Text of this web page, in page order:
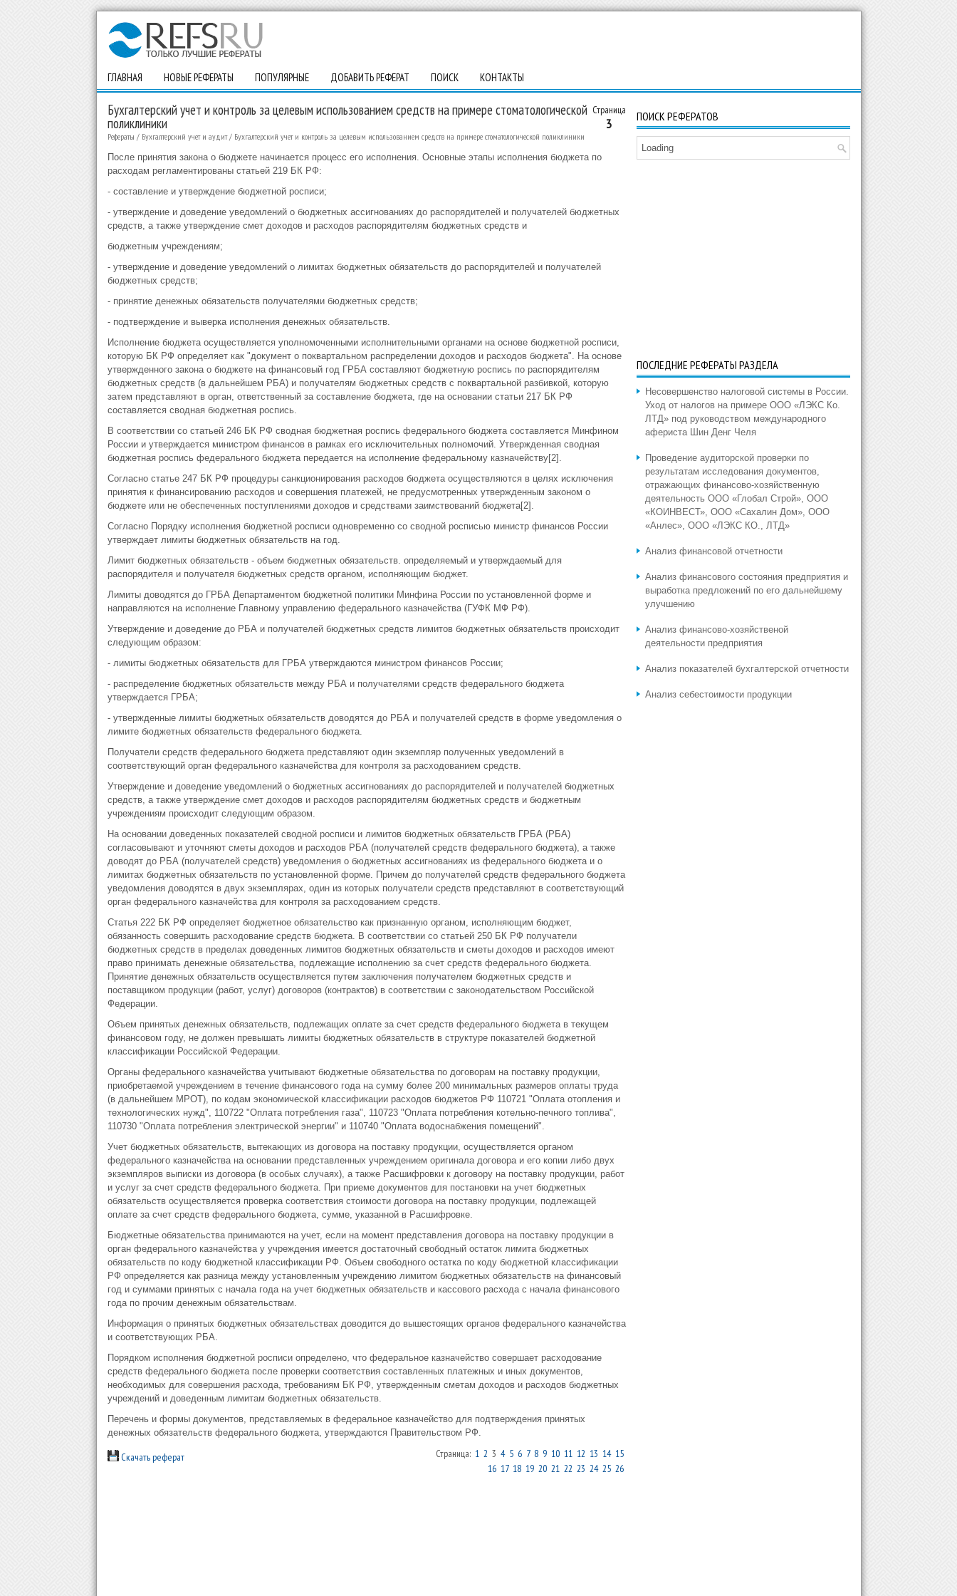
ГЛАВНАЯ НОВЫЕ РЕФЕРАТЫ ПОПУЛЯРНЫЕ ДОБАВИТЬ РЕФЕРАТ ПОИСК КОНТАКТЫ
Страница
3
Бухгалтерский учет и контроль за целевым использованием средств на примере стоматологической
поликлиники
Рефераты / Бухгалтерский учет и аудит/ Бухгалтерский учет и контроль за целевым использованием средств на примере стоматологической поликлиники
После принятия закона о бюджете начинается процесс его исполнения. Основные этапы исполнения бюджета по
расходам регламентированы статьей 219 БК РФ:
- составление и утверждение бюджетной росписи;
- утверждение и доведение уведомлений о бюджетных ассигнованиях до распорядителей и получателей бюджетных
средств, а также утверждение смет доходов и расходов распорядителям бюджетных средств и
бюджетным учреждениям;
- утверждение и доведение уведомлений о лимитах бюджетных обязательств до распорядителей и получателей
бюджетных средств;
- принятие денежных обязательств получателями бюджетных средств;
- подтверждение и выверка исполнения денежных обязательств.
Исполнение бюджета осуществляется уполномоченными исполнительными органами на основе бюджетной росписи,
которую БК РФ определяет как "документ о поквартальном распределении доходов и расходов бюджета". На основе
утвержденного закона о бюджете на финансовый год ГРБА составляют бюджетную роспись по распорядителям
бюджетных средств (в дальнейшем РБА) и получателям бюджетных средств с поквартальной разбивкой, которую
затем представляют в орган, ответственный за составление бюджета, где на основании статьи 217 БК РФ
составляется сводная бюджетная роспись.
В соответствии со статьей 246 БК РФ сводная бюджетная роспись федерального бюджета составляется Минфином
России и утверждается министром финансов в рамках его исключительных полномочий. Утвержденная сводная
бюджетная роспись федерального бюджета передается на исполнение федеральному казначейству[2].
Согласно статье 247 БК РФ процедуры санкционирования расходов бюджета осуществляются в целях исключения
принятия к финансированию расходов и совершения платежей, не предусмотренных утвержденным законом о
бюджете или не обеспеченных поступлениями доходов и средствами заимствований бюджета[2].
Согласно Порядку исполнения бюджетной росписи одновременно со сводной росписью министр финансов России
утверждает лимиты бюджетных обязательств на год.
Лимит бюджетных обязательств - объем бюджетных обязательств. определяемый и утверждаемый для
распорядителя и получателя бюджетных средств органом, исполняющим бюджет.
Лимиты доводятся до ГРБА Департаментом бюджетной политики Минфина России по установленной форме и
направляются на исполнение Главному управлению федерального казначейства (ГУФК МФ РФ).
Утверждение и доведение до РБА и получателей бюджетных средств лимитов бюджетных обязательств происходит
следующим образом:
- лимиты бюджетных обязательств для ГРБА утверждаются министром финансов России;
- распределение бюджетных обязательств между РБА и получателями средств федерального бюджета
утверждается ГРБА;
- утвержденные лимиты бюджетных обязательств доводятся до РБА и получателей средств в форме уведомления о
лимите бюджетных обязательств федерального бюджета.
Получатели средств федерального бюджета представляют один экземпляр полученных уведомлений в
соответствующий орган федерального казначейства для контроля за расходованием средств.
Утверждение и доведение уведомлений о бюджетных ассигнованиях до распорядителей и получателей бюджетных
средств, а также утверждение смет доходов и расходов распорядителям бюджетных средств и бюджетным
учреждениям происходит следующим образом.
На основании доведенных показателей сводной росписи и лимитов бюджетных обязательств ГРБА (РБА)
согласовывают и уточняют сметы доходов и расходов РБА (получателей средств федерального бюджета), а также
доводят до РБА (получателей средств) уведомления о бюджетных ассигнованиях из федерального бюджета и о
лимитах бюджетных обязательств по установленной форме. Причем до получателей средств федерального бюджета
уведомления доводятся в двух экземплярах, один из которых получатели средств представляют в соответствующий
орган федерального казначейства для контроля за расходованием средств.
Статья 222 БК РФ определяет бюджетное обязательство как признанную органом, исполняющим бюджет,
обязанность совершить расходование средств бюджета. В соответствии со статьей 250 БК РФ получатели
бюджетных средств в пределах доведенных лимитов бюджетных обязательств и сметы доходов и расходов имеют
право принимать денежные обязательства, подлежащие исполнению за счет средств федерального бюджета.
Принятие денежных обязательств осуществляется путем заключения получателем бюджетных средств и
поставщиком продукции (работ, услуг) договоров (контрактов) в соответствии с законодательством Российской
Федерации.
Объем принятых денежных обязательств, подлежащих оплате за счет средств федерального бюджета в текущем
финансовом году, не должен превышать лимиты бюджетных обязательств в структуре показателей бюджетной
классификации Российской Федерации.
Органы федерального казначейства учитывают бюджетные обязательства по договорам на поставку продукции,
приобретаемой учреждением в течение финансового года на сумму более 200 минимальных размеров оплаты труда
(в дальнейшем МРОТ), по кодам экономической классификации расходов бюджетов РФ 110721 "Оплата отопления и
технологических нужд", 110722 "Оплата потребления газа", 110723 "Оплата потребления котельно-печного топлива",
110730 "Оплата потребления электрической энергии" и 110740 "Оплата водоснабжения помещений".
Учет бюджетных обязательств, вытекающих из договора на поставку продукции, осуществляется органом
федерального казначейства на основании представленных учреждением оригинала договора и его копии либо двух
экземпляров выписки из договора (в особых случаях), а также Расшифровки к договору на поставку продукции, работ
и услуг за счет средств федерального бюджета. При приеме документов для постановки на учет бюджетных
обязательств осуществляется проверка соответствия стоимости договора на поставку продукции, подлежащей
оплате за счет средств федерального бюджета, сумме, указанной в Расшифровке.
Бюджетные обязательства принимаются на учет, если на момент представления договора на поставку продукции в
орган федерального казначейства у учреждения имеется достаточный свободный остаток лимита бюджетных
обязательств по коду бюджетной классификации РФ. Объем свободного остатка по коду бюджетной классификации
РФ определяется как разница между установленным учреждению лимитом бюджетных обязательств на финансовый
год и суммами принятых с начала года на учет бюджетных обязательств и кассового расхода с начала финансового
года по прочим денежным обязательствам.
Информация о принятых бюджетных обязательствах доводится до вышестоящих органов федерального казначейства
и соответствующих РБА.
Порядком исполнения бюджетной росписи определено, что федеральное казначейство совершает расходование
средств федерального бюджета после проверки соответствия составленных платежных и иных документов,
необходимых для совершения расхода, требованиям БК РФ, утвержденным сметам доходов и расходов бюджетных
учреждений и доведенным лимитам бюджетных обязательств.
Перечень и формы документов, представляемых в федеральное казначейство для подтверждения принятых
денежных обязательств федерального бюджета, утверждаются Правительством РФ.
Скачать реферат Страница: 1 2 3 4 5 6 7 8 9 10 11 12 13 14 15
16 17 18 19 20 21 22 23 24 25 26
ПОИСК РЕФЕРАТОВ
Loading
ПОСЛЕДНИЕ РЕФЕРАТЫ РАЗДЕЛА
Несовершенство налоговой системы в России.
Уход от налогов на примере ООО «ЛЭКС Ко.
ЛТД» под руководством международного
афериста Шин Денг Челя
Проведение аудиторской проверки по
результатам исследования документов,
отражающих финансово-хозяйственную
деятельность ООО «Глобал Строй», ООО
«КОИНВЕСТ», ООО «Сахалин Дом», ООО
«Анлес», ООО «ЛЭКС КО., ЛТД»
Анализ финансовой отчетности
Анализ финансового состояния предприятия и
выработка предложений по его дальнейшему
улучшению
Анализ финансово-хозяйственой
деятельности предприятия
Анализ показателей бухгалтерской отчетности
Анализ себестоимости продукции